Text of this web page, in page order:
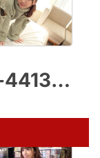
SIRO-4413 初撮り